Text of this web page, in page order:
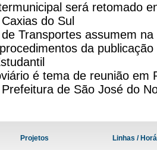
será retomado
do Sul
Transportes assumem
da
é tema de reunião em
de São José do
Projetos Linhas /